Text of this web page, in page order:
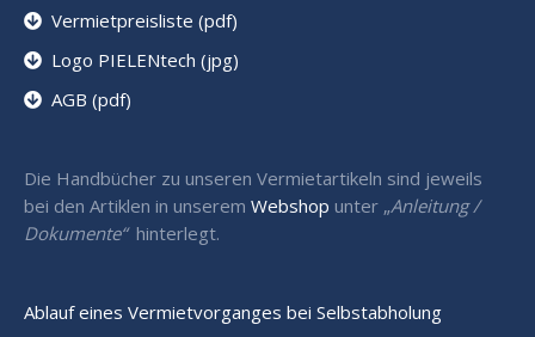
Vermietpreisliste (pdf)
Logo PIELENtech (jpg)
AGB (pdf)
Die Handbücher zu unseren Vermietartikeln sind jeweils
bei den Artiklen in unserem Webshop unter „Anleitung /
Dokumente“ hinterlegt.
Ablauf eines Vermietvorganges bei Selbstabholung